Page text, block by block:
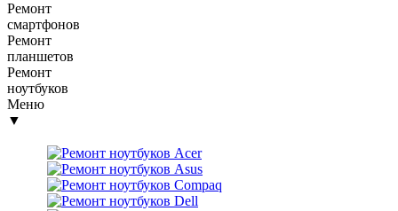
Ремонт
смартфонов
Ремонт
планшетов
Ремонт
ноутбуков
Меню
▼